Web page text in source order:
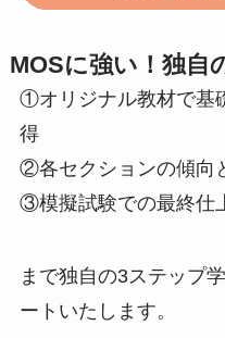
MOSに強い！独自
①オリジナル教材で基
得
②各セクションの傾向
③模擬試験での最終仕
まで独自の3ステップ
ートいたします。